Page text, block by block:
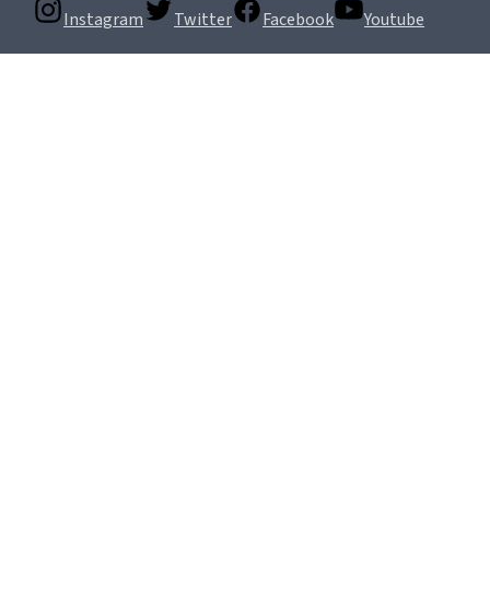
Instagram Twitter Facebook Youtube